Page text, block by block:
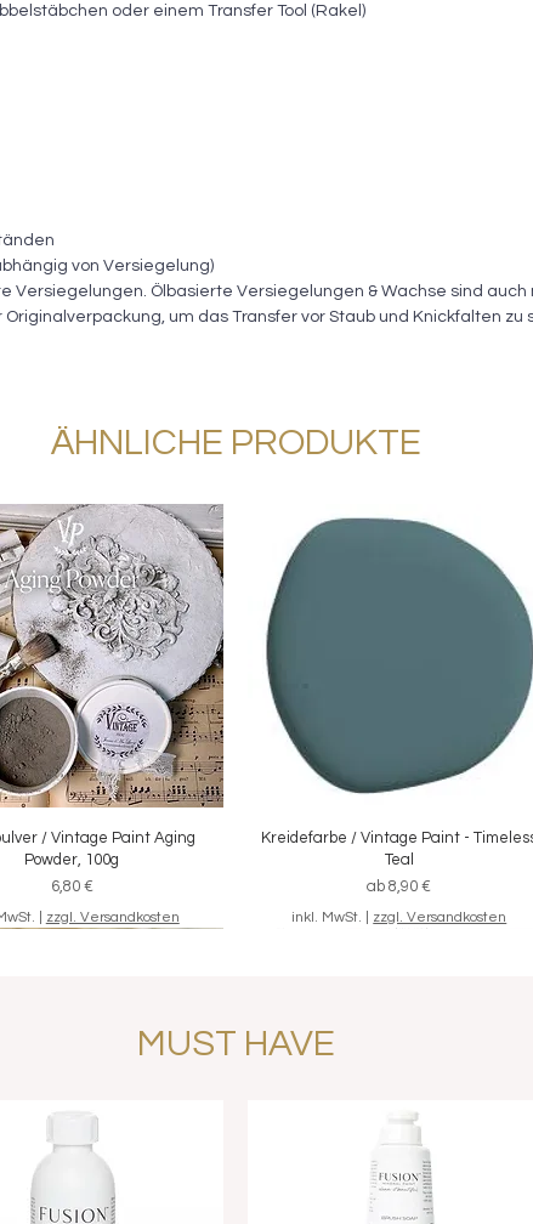
oder einem Transfer Tool (Rakel)
von Versiegelung)
Versiegelungen. Ölbasierte Versiegelungen & Wachse sind auch
um das Transfer vor Staub und Knickfalten zu
ÄHNLICHE PRODUKTE
Schnellansicht
/ Vintage Paint Aging
Powder, 100g
Preis
6,80 €
zzgl. Versandkosten
Schnellansicht
Kreidefarbe / Vintage Paint -
Teal
ab8,90 €
Sale-Preis
inkl. MwSt. zzgl. Versandkosten
MUST HAVE